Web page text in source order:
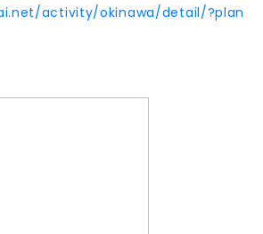
activity/okinawa/detail/?plan